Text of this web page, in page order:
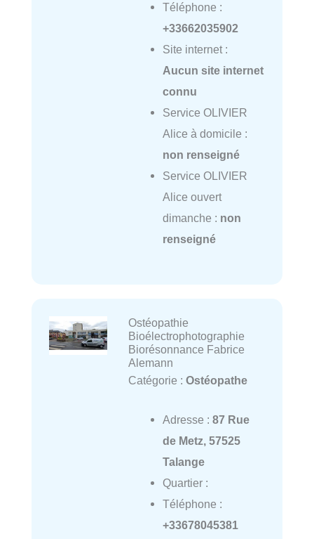
Téléphone :
+33662035902
Site internet :
Aucun site internet
connu
Service OLIVIER
Alice à domicile :
non renseigné
Service OLIVIER
Alice ouvert
dimanche : non
renseigné
Ostéopathie
Bioélectrophotographie
Biorésonnance Fabrice
Alemann
Catégorie : Ostéopathe
Adresse : 87 Rue
de Metz, 57525
Talange
Quartier :
Téléphone :
+33678045381